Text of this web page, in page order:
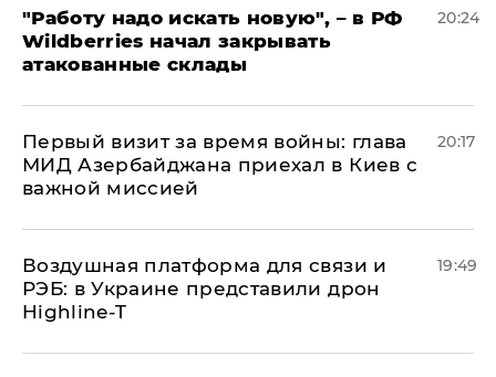
"Работу надо искать новую", – в РФ
Wildberries начал закрывать
атакованные склады
20:24
Первый визит за время войны: глава
МИД Азербайджана приехал в Киев с
важной миссией
20:17
Воздушная платформа для связи и
РЭБ: в Украине представили дрон
Highline-T
19:49